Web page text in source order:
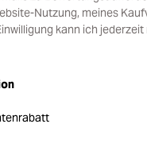
Nutzung, meines
kann ich